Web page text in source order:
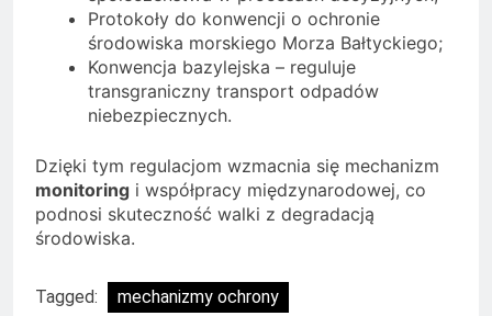
Protokoły do konwencji o ochronie
środowiska morskiego Morza Bałtyckiego;
Konwencja bazylejska – reguluje
transgraniczny transport odpadów
niebezpiecznych.
Dzięki tym regulacjom wzmacnia się mechanizm
monitoring i współpracy międzynarodowej, co
podnosi skuteczność walki z degradacją
środowiska.
Tagged:
mechanizmy ochrony